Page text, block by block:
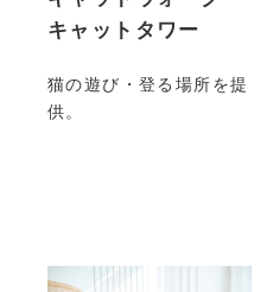
キャットタワー
猫の遊び・登る場所を提
供。